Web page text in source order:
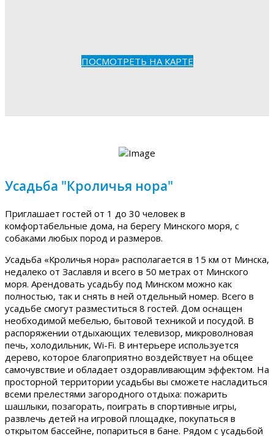
ПОСМОТРЕТЬ НА КАРТЕ
Усадьба "Кроличья нора"
Приглашает гостей от 1 до 30 человек в
комфортабельные дома, на берегу Минского моря, с
собаками любых пород и размеров.
Усадьба «Кроличья нора» располагается в 15 км от Минска,
недалеко от Заславля и всего в 50 метрах от Минского
моря. Арендовать усадьбу под Минском можно как
полностью, так и снять в ней отдельный номер. Всего в
усадьбе смогут разместиться 8 гостей. Дом оснащен
необходимой мебелью, бытовой техникой и посудой. В
распоряжении отдыхающих телевизор, микроволновая
печь, холодильник, Wi-Fi. В интерьере используется
дерево, которое благоприятно воздействует на общее
самочувствие и обладает оздоравливающим эффектом. На
просторной территории усадьбы вы сможете насладиться
всеми прелестями загородного отдыха: пожарить
шашлыки, позагорать, поиграть в спортивные игры,
развлечь детей на игровой площадке, покупаться в
открытом бассейне, попариться в бане. Рядом с усадьбой